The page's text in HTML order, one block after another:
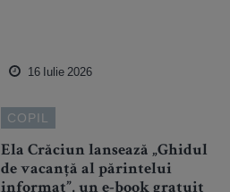
16 Iulie 2026
COPIL
Ela Crăciun lansează „Ghidul
de vacanță al părintelui
informat”, un e-book gratuit